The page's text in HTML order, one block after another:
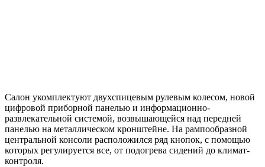
Салон укомплектуют двухспицевым рулевым колесом, новой
цифровой приборной панелью и информационно-
развлекательной системой, возвышающейся над передней
панелью на металлическом кронштейне. На рампообразной
центральной консоли расположился ряд кнопок, с помощью
которых регулируется все, от подогрева сидений до климат-
контроля.